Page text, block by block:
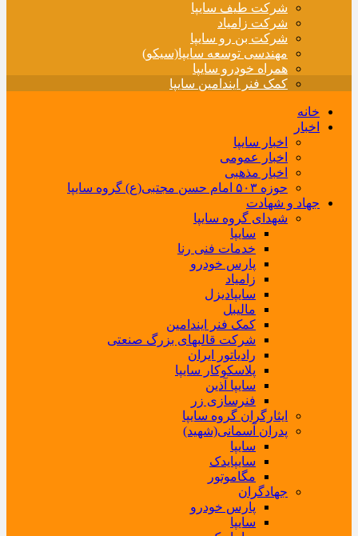
شرکت طیف سایپا
شرکت زامیاد
شرکت بن رو سایپا
مهندسی توسعه سایپا(سیکو)
همراه خودرو سایپا
کمک فنر ایندامین سایپا
خانه
اخبار
اخبار سایپا
اخبار عمومی
اخبار مذهبی
حوزه ۵۰۳ امام حسن مجتبی(ع) گروه سایپا
جهاد و شهادت
شهدای گروه سایپا
سایپا
خدمات فنی رنا
پارس خودرو
زامیاد
سایپادیزل
مالیبل
کمک فنر ایندامین
شرکت قالبهای بزرگ صنعتی
رادیاتور ایران
پلاسکوکار سایپا
سایپا آذین
فنرسازی زر
ایثارگران گروه سایپا
پدران آسمانی(شهید)
سایپا
سایپایدک
مگاموتور
جهادگران
پارس خودرو
سایپا